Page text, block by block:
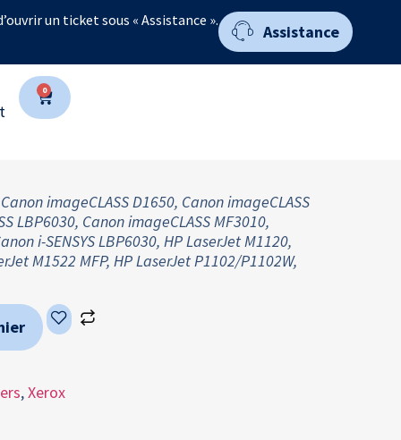
un ticket sous « Assistance ».
Assistance
0
imageCLASS D1650, Canon imageCLASS
LBP6030, Canon imageCLASS MF3010,
i-SENSYS LBP6030, HP LaserJet M1120,
M1522 MFP, HP LaserJet P1102/P1102W,
,Xerox